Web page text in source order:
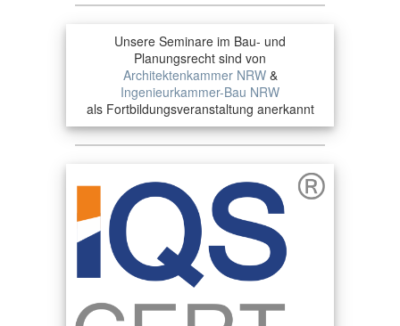
Unsere Seminare im Bau- und
Planungsrecht sind von
Architektenkammer NRW&
Ingenieurkammer-Bau NRW
als Fortbildungsveranstaltung anerkannt